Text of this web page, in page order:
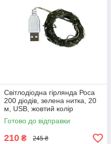
Світлодіодна гірлянда Роса
200 діодів, зелена нитка, 20
м, USB, жовтий колір
Готово до відправки
210 ₴ 245 ₴